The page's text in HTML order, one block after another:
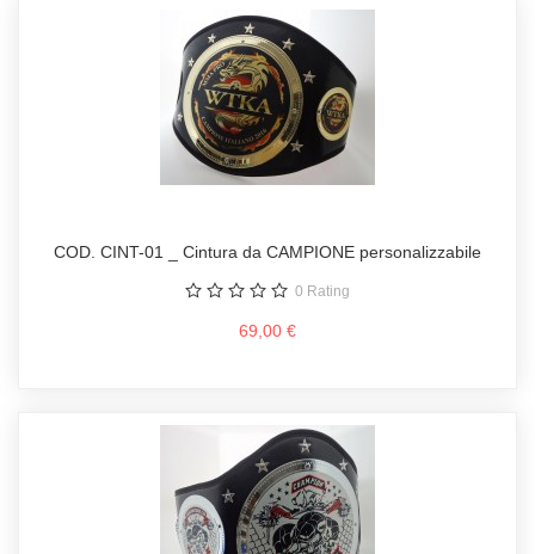
COD. CINT-01 _ Cintura da CAMPIONE personalizzabile
0 Rating
69,00 €